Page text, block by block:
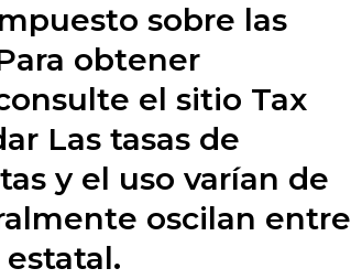
sobre las
obtener
el sitio Tax
Las tasas de
y el uso varían de
oscilan entre
estatal.